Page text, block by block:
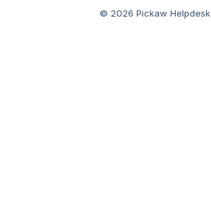
© 2026 Pickaw Helpdesk